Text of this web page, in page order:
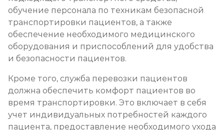
обучение персонала по техникам безопасной
транспортировки пациентов, а также
обеспечение необходимого медицинского
оборудования и приспособлений для удобства
и безопасности пациентов.
Кроме того, служба перевозки пациентов
должна обеспечить комфорт пациентов во
время транспортировки. Это включает в себя
учет индивидуальных потребностей каждого
пациента, предоставление необходимого ухода